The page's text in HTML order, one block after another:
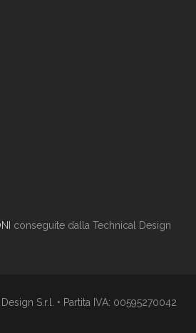
conseguite dalla Technical Design
S.r.l. • Partita IVA: 00595270042